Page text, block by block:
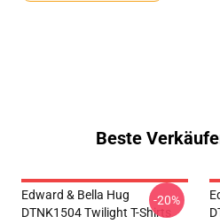
Beste
Edward & Bella Hug
DTNK1504 Twilight T-Shirts
-20%